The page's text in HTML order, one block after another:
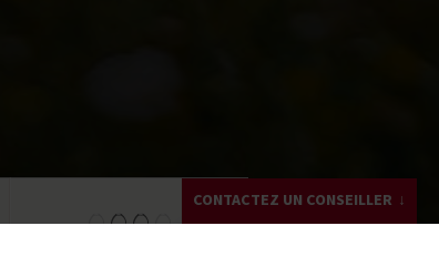
CONTACTEZ UN CONSEILLER